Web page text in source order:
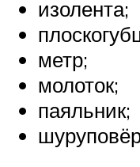
изолента;
метр;
молоток;
паяльник;